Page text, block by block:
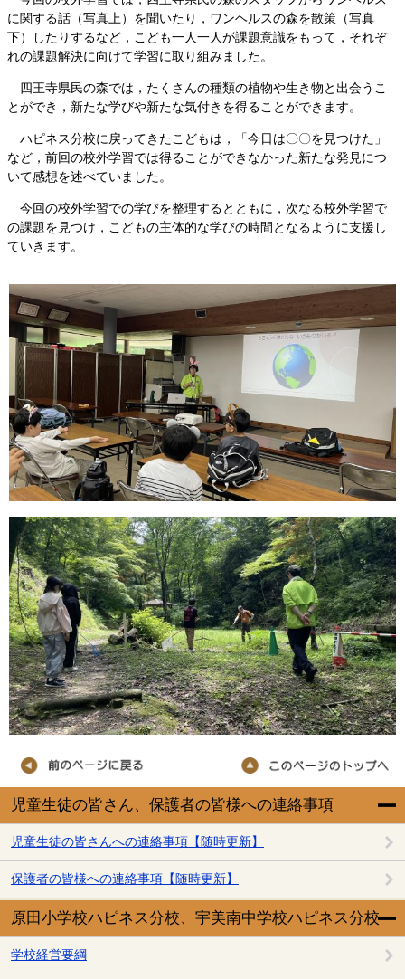
児童生徒の皆さん、保護者の皆様への連絡事項
児童生徒の皆さんへの連絡事項【随時更新】
保護者の皆様への連絡事項【随時更新】
原田小学校ハピネス分校、宇美南中学校ハピネス分校
学校経営要綱
に関する話（写真上）を聞いたり，ワンヘルスの森を散策（写真
下）したりするなど，こども一人一人が課題意識をもって，それぞ
れの課題解決に向けて学習に取り組みました。
四王寺県民の森では，たくさんの種類の植物や生き物と出会うこ
とができ，新たな学びや新たな気付きを得ることができます。
ハピネス分校に戻ってきたこどもは，「今日は〇〇を見つけた」
など，前回の校外学習では得ることができなかった新たな発見につ
いて感想を述べていました。
今回の校外学習での学びを整理するとともに，次なる校外学習で
の課題を見つけ，こどもの主体的な学びの時間となるように支援し
ていきます。